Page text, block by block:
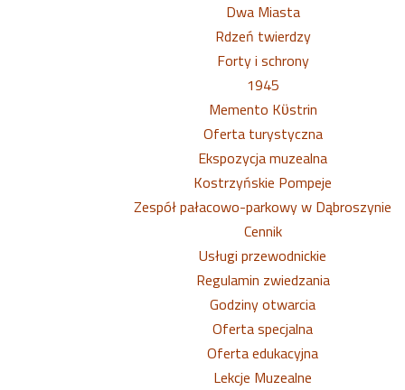
Dwa Miasta
Rdzeń twierdzy
Forty i schrony
1945
Memento Kϋstrin
Oferta turystyczna
Ekspozycja muzealna
Kostrzyńskie Pompeje
Zespół pałacowo-parkowy w Dąbroszynie
Cennik
Usługi przewodnickie
Regulamin zwiedzania
Godziny otwarcia
Oferta specjalna
Oferta edukacyjna
Lekcje Muzealne